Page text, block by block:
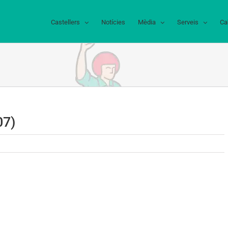
Castellers Notícies Mèdia Serveis